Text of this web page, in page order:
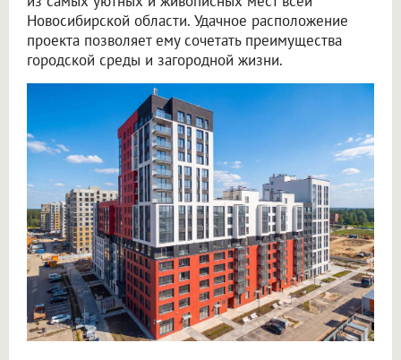
Новосибирской области. Удачное расположение
проекта позволяет ему сочетать преимущества
городской среды и загородной жизни.